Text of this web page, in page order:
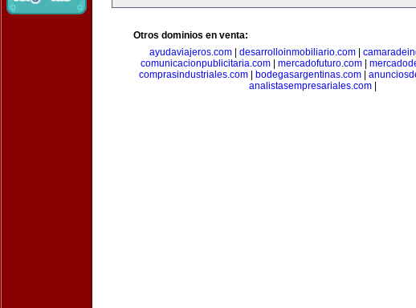
Otros dominios en venta:
ayudaviajeros.com
desarrolloinmobiliario.com
comunicacionpublicitaria.com| mercadofuturo.com|
comprasindustriales.com
bodegasargentinas.com
analistasempresariales.com|